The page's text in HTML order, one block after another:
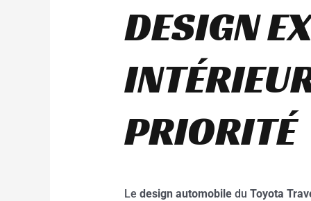
DESIGN
PRIORITÉ
Le design automobiledu Toyota